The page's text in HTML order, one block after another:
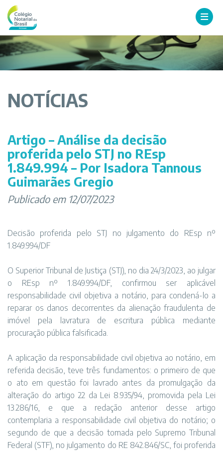
NOTÍCIAS
Artigo – Análise da decisão
proferida pelo STJ no REsp
1.849.994 – Por Isadora Tannous
Guimarães Gregio
Publicado em 12/07/2023
Decisão proferida pelo STJ no julgamento do REsp nº
1.849.994/DF
O Superior Tribunal de Justiça (STJ), no dia 24/3/2023, ao julgar
o REsp nº 1.849.994/DF, confirmou ser aplicável
responsabilidade civil objetiva a notário, para condená-lo a
reparar os danos decorrentes da alienação fraudulenta de
imóvel pela lavratura de escritura pública mediante
procuração pública falsificada.
A aplicação da responsabilidade civil objetiva ao notário, em
referida decisão, teve três fundamentos: o primeiro de que
o ato em questão foi lavrado antes da promulgação da
alteração do artigo 22 da Lei 8.935/94, promovida pela Lei
13.286/16, e que a redação anterior desse artigo
contemplaria a responsabilidade civil objetiva do notário; o
segundo de que a decisão tomada pelo Supremo Tribunal
Federal (STF), no julgamento do RE 842.846/SC, foi proferida